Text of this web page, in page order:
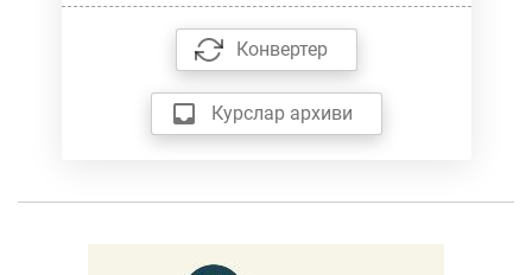
Конвертер
Курслар архиви